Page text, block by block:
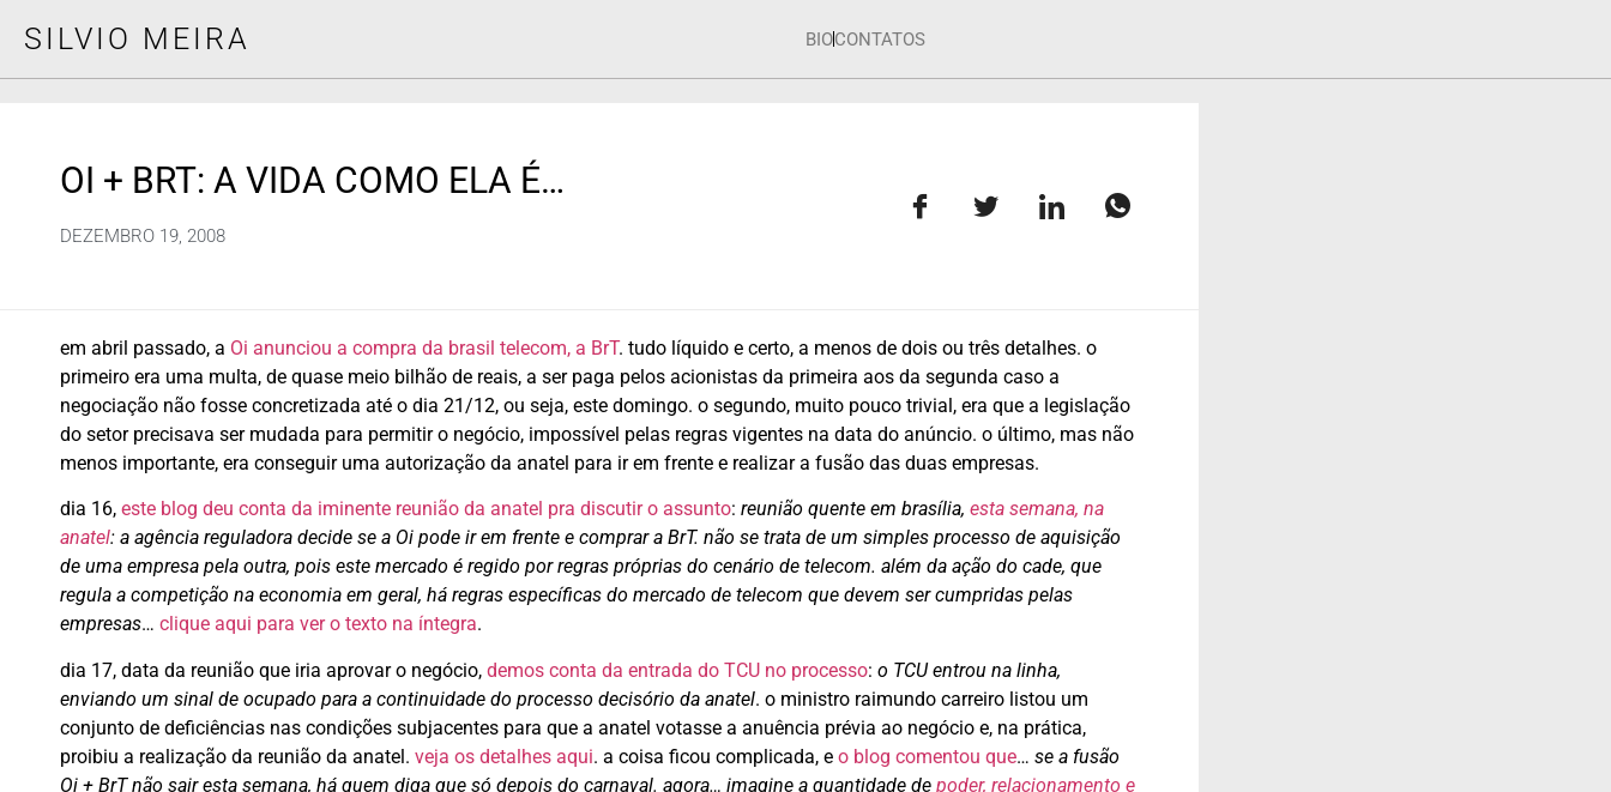
SILVIO MEIRA BIOCONTATOS
OI + BRT: A VIDA COMO ELA É…
DEZEMBRO 19, 2008
em abril passado, a Oi anunciou a compra da brasil telecom, a BrT. tudo líquido e certo, a menos de dois ou três detalhes. o
primeiro era uma multa, de quase meio bilhão de reais, a ser paga pelos acionistas da primeira aos da segunda caso a
negociação não fosse concretizada até o dia 21/12, ou seja, este domingo. o segundo, muito pouco trivial, era que a legislação
do setor precisava ser mudada para permitir o negócio, impossível pelas regras vigentes na data do anúncio. o último, mas não
menos importante, era conseguir uma autorização da anatel para ir em frente e realizar a fusão das duas empresas.
dia 16, este blog deu conta da iminente reunião da anatel pra discutir o assunto: reunião quente em brasília, esta semana, na
anatel: a agência reguladora decide se a Oi pode ir em frente e comprar a BrT. não se trata de um simples processo de aquisição
de uma empresa pela outra, pois este mercado é regido por regras próprias do cenário de telecom. além da ação do cade, que
regula a competição na economia em geral, há regras específicas do mercado de telecom que devem ser cumpridas pelas
empresas… clique aqui para ver o texto na íntegra.
dia 17, data da reunião que iria aprovar o negócio, demos conta da entrada do TCU no processo: o TCU entrou na linha,
enviando um sinal de ocupado para a continuidade do processo decisório da anatel. o ministro raimundo carreiro listou um
conjunto de deficiências nas condições subjacentes para que a anatel votasse a anuência prévia ao negócio e, na prática,
proibiu a realização da reunião da anatel. veja os detalhes aqui. a coisa ficou complicada, e o blog comentou que… se a fusão
Oi + BrT não sair esta semana, há quem diga que só depois do carnaval. agora… imagine a quantidade de poder, relacionamento e